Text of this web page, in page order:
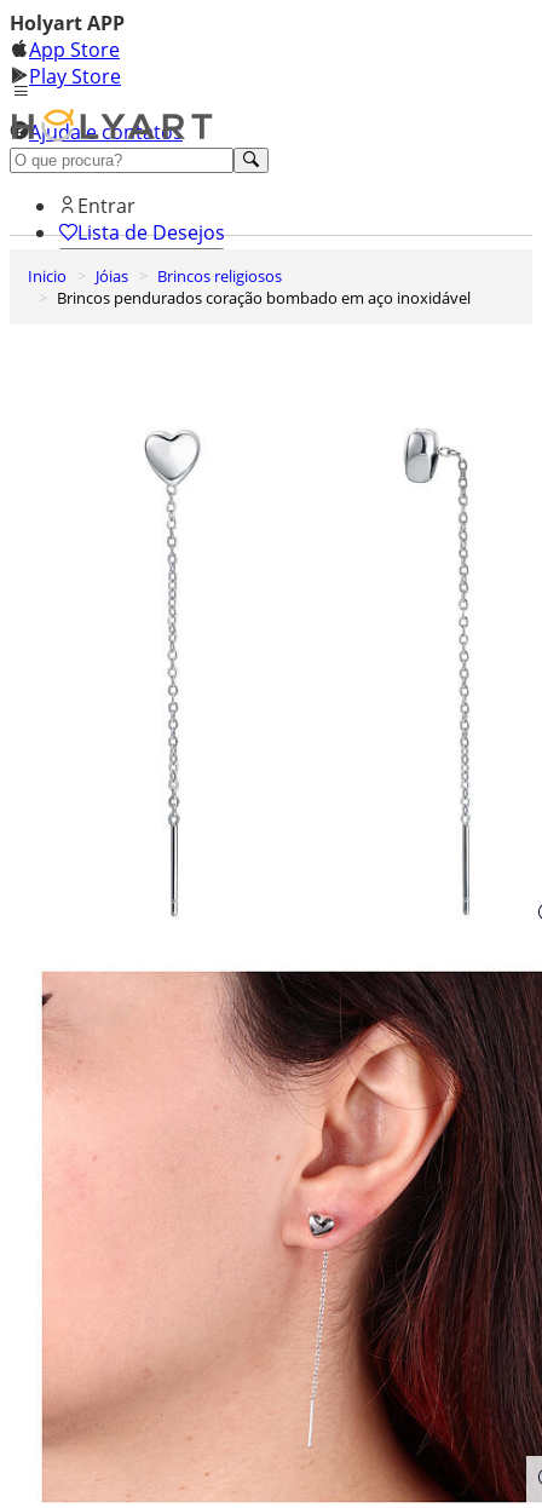
Holyart APP
App Store
Play Store
Ajuda e contatos
Conheça premium
Entrar
Lista de Desejos
0
Carrinho de Compras
Inicio Jóias
Brincos religiosos
Brincos pendurados coração bombado em aço inoxidável